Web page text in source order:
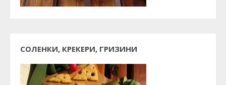
СОЛЕНКИ, КРЕКЕРИ, ГРИЗИНИ